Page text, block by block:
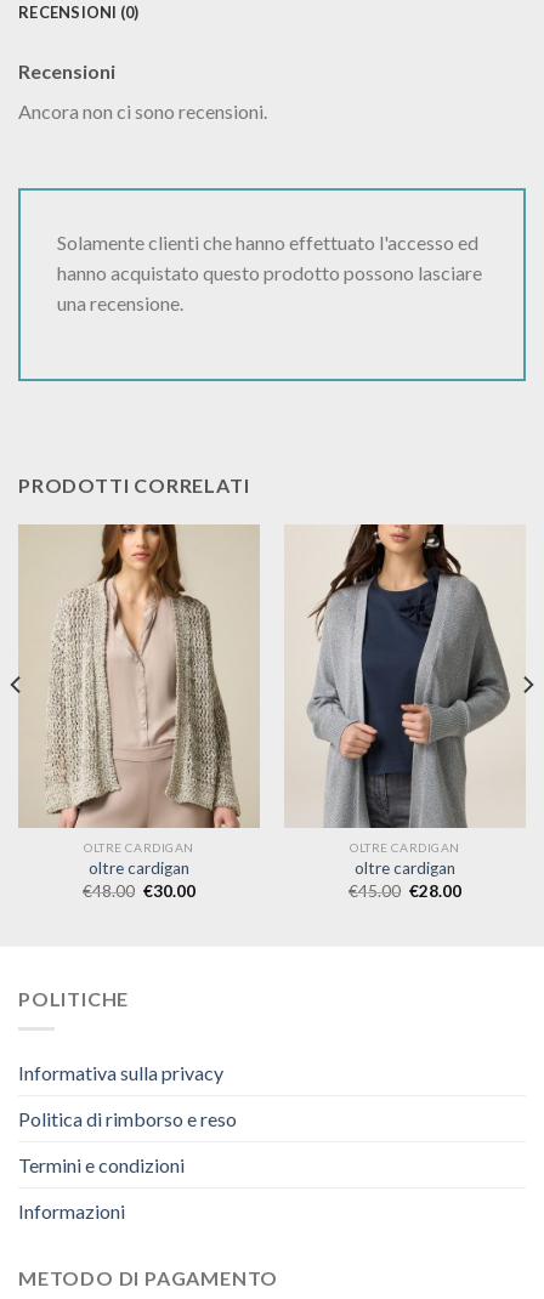
RECENSIONI (0)
Recensioni
Ancora non ci sono recensioni.
Solamente clienti che hanno effettuato l'accesso ed
hanno acquistato questo prodotto possono lasciare
una recensione.
PRODOTTI CORRELATI
OLTRE CARDIGAN
oltre cardigan
€48.00 €30.00
OLTRE CARDIGAN
oltre cardigan
€45.00 €28.00
POLITICHE
Informativa sulla privacy
Politica di rimborso e reso
Termini e condizioni
Informazioni
METODO DI PAGAMENTO